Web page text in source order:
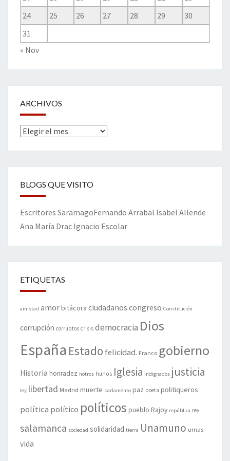
24
25 26 27 28 29
30
31
« Nov
ARCHIVOS
Archivos
BLOGS QUE VISITO
Escritores SaramagoFernando Arrabal Isabel Allende
Ana María Drac Ignacio Escolar
ETIQUETAS
amistad amorbitácora ciudadanos congreso Constitución
corrupción corruptos crisis democracia Dios
España Estado felicidad. Franco gobierno
Historia honradez hotros hunos Iglesia indignados justicia
ley libertad Madrid muerte parlamento paz poeta politiqueros
política político políticos pueblo Rajoy república rey
salamanca sociedad solidaridad tierra Unamuno urnas
vida